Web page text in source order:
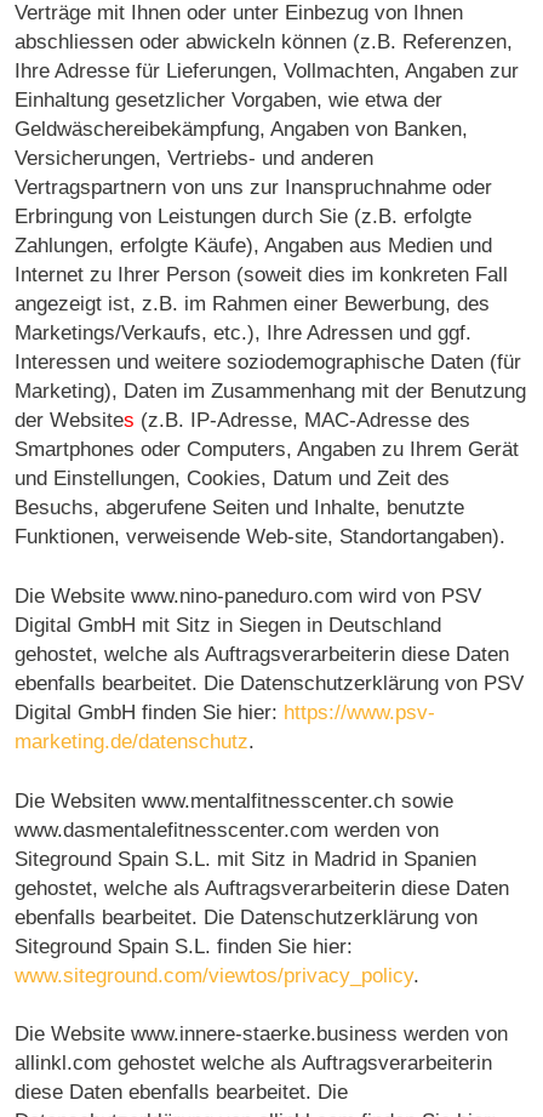
Verträge mit Ihnen oder unter Einbezug von Ihnen
abschliessen oder abwickeln können (z.B. Referenzen,
Ihre Adresse für Lieferungen, Vollmachten, Angaben zur
Einhaltung gesetzlicher Vorgaben, wie etwa der
Geldwäschereibekämpfung, Angaben von Banken,
Versicherungen, Vertriebs- und anderen
Vertragspartnern von uns zur Inanspruchnahme oder
Erbringung von Leistungen durch Sie (z.B. erfolgte
Zahlungen, erfolgte Käufe), Angaben aus Medien und
Internet zu Ihrer Person (soweit dies im konkreten Fall
angezeigt ist, z.B. im Rahmen einer Bewerbung, des
Marketings/Verkaufs, etc.), Ihre Adressen und ggf.
Interessen und weitere soziodemographische Daten (für
Marketing), Daten im Zusammenhang mit der Benutzung
der Websites (z.B. IP-Adresse, MAC-Adresse des
Smartphones oder Computers, Angaben zu Ihrem Gerät
und Einstellungen, Cookies, Datum und Zeit des
Besuchs, abgerufene Seiten und Inhalte, benutzte
Funktionen, verweisende Web-site, Standortangaben).
Die Website www.nino-paneduro.com wird von PSV
Digital GmbH mit Sitz in Siegen in Deutschland
gehostet, welche als Auftragsverarbeiterin diese Daten
ebenfalls bearbeitet. Die Datenschutzerklärung von PSV
Digital GmbH finden Sie hier: https://www.psv-
marketing.de/datenschutz.
Die Websiten www.mentalfitnesscenter.ch sowie
www.dasmentalefitnesscenter.com werden von
Siteground Spain S.L. mit Sitz in Madrid in Spanien
gehostet, welche als Auftragsverarbeiterin diese Daten
ebenfalls bearbeitet. Die Datenschutzerklärung von
Siteground Spain S.L. finden Sie hier:
www.siteground.com/viewtos/privacy_policy.
Die Website www.innere-staerke.business werden von
allinkl.com gehostet welche als Auftragsverarbeiterin
diese Daten ebenfalls bearbeitet. Die